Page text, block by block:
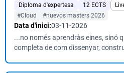
Diploma d'expertesa 12 ECTS
#Cloud
#nuevos masters 2026
Data d'inici:03-11-2026
...no només aprendràs eines, sinó
completa de com dissenyar,